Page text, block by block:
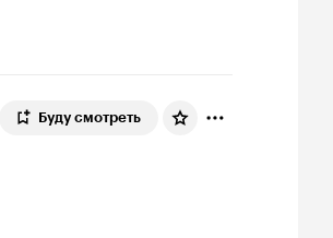
Буду смотреть